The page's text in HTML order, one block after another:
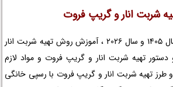
شربت انار و گریپ فروت
در این مطلب جدید در سال 1405 و سال 2026 ، آموزش روش تهیه شربت انار
تهیه شربت انار و گریپ فروت و مواد لازم
طرز تهیه شربت انار و گریپ فروت با رسپی خانگی